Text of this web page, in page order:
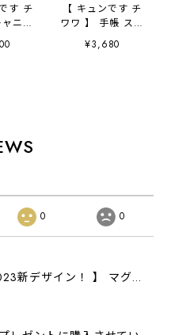
す チ
ニス
容器
ゼン
【 キュンです チ
ワワ 】 手帳 スマ
ホケース 犬 う
ちの子 プレゼン
¥3,680
0 0
【 コーギー 2023新デザイン！ 】 マグカップ お家用 プレゼント 犬 うちの子 犬グッズ ギフト